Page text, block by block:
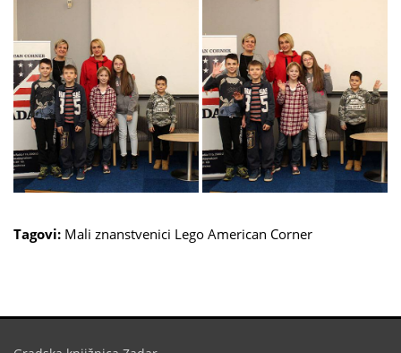
Tagovi: Mali znanstvenici Lego American Corner